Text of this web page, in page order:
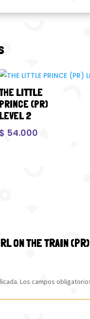
LITTLE
PRINCE (PR)
LEVEL 2
$ 54.000
ON THE TRAIN
Los campos